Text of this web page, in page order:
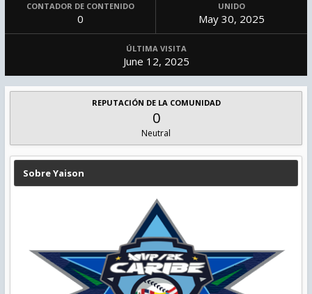
CONTADOR DE CONTENIDO
0
UNIDO
May 30, 2025
ÚLTIMA VISITA
June 12, 2025
REPUTACIÓN DE LA COMUNIDAD
0
Neutral
Sobre Yaison